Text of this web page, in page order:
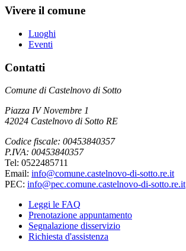
Vivere il comune
Luoghi
Eventi
Contatti
Comune di Castelnovo di Sotto
Piazza IV Novembre 1
42024 Castelnovo di Sotto RE
Codice fiscale: 00453840357
P.IVA: 00453840357
Tel: 0522485711
Email: info@comune.castelnovo-di-sotto.re.it
PEC: info@pec.comune.castelnovo-di-sotto.re.it
Leggi le FAQ
Prenotazione appuntamento
Segnalazione disservizio
Richiesta d'assistenza